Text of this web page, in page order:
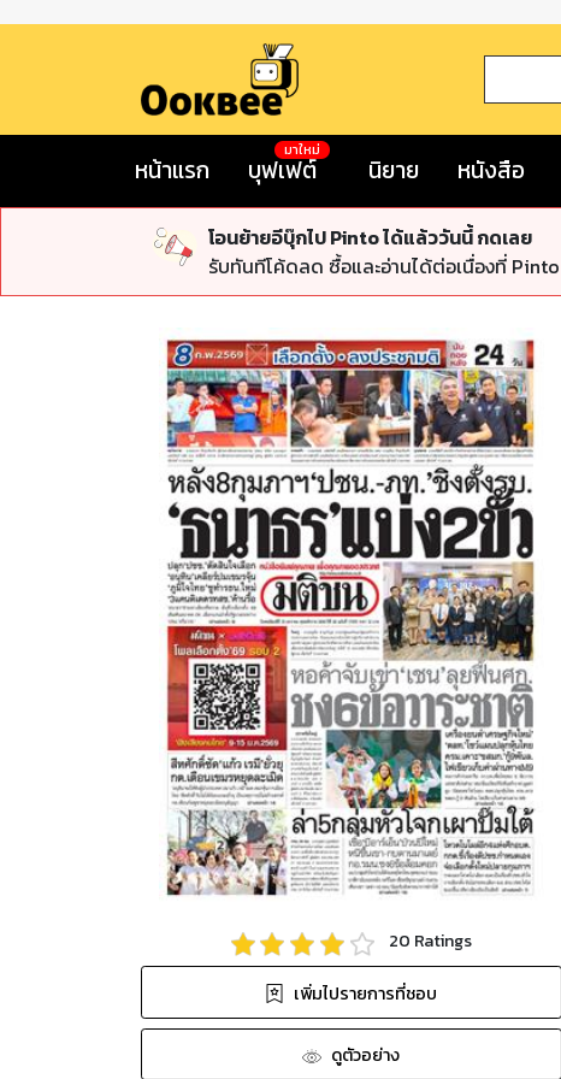
หน้าแรก บุฟเฟต์
มาใหม่
นิยาย หนังสือ
โอนย้ายอีบุ๊กไป Pinto ได้แล้ววันนี้ กดเลย
รับทันทีโค้ดลด ซื้อและอ่านได้ต่อเนื่องที่ Pinto
20 Ratings
เพิ่มไปรายการที่ชอบ
ดูตัวอย่าง